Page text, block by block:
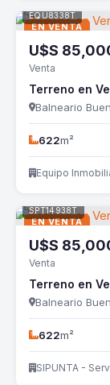
EN VENTA
EQU8338T
U$S
Venta
Terreno en
Balneario
622m²
Equipo
EN VENTA
SPT14938T
U$S
Venta
Terreno en
Balneario
622m²